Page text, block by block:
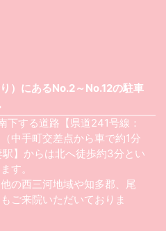
）にあるNo.2～No.12の駐車
下する道路【県道241号線：
中手町交差点から車で約1分
】からは北へ徒歩約3分とい
す。
の西三河地域や知多郡、尾
ご来院いただいておりま